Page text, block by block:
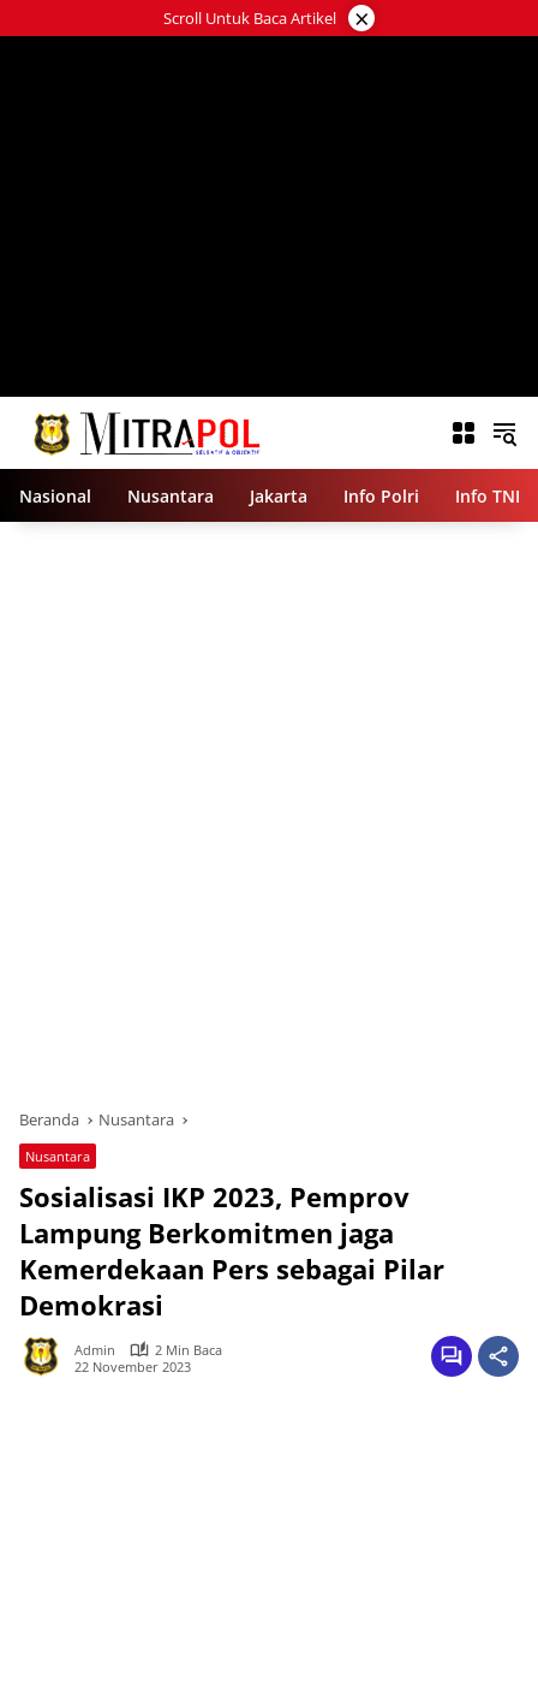
ke
Scroll Untuk Baca Artikel ×
Nasional Nusantara Jakarta Info Polri Info TNI
Beranda Nusantara
Nusantara
Sosialisasi IKP 2023, Pemprov
Lampung Berkomitmen jaga
Kemerdekaan Pers sebagai Pilar
Demokrasi
Admin
2 Min Baca
22 November 2023